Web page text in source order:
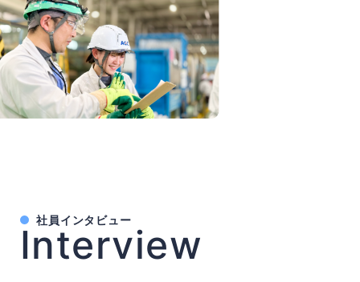
社員インタビュー
Interview